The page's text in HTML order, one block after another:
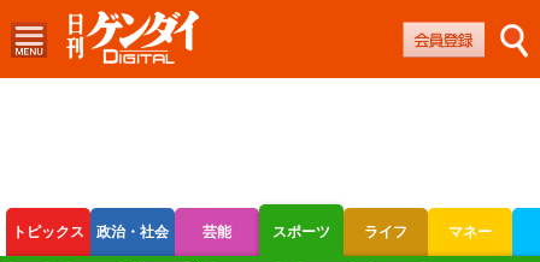
トピックス 政治・社会 芸能 スポーツ ライフ マネー